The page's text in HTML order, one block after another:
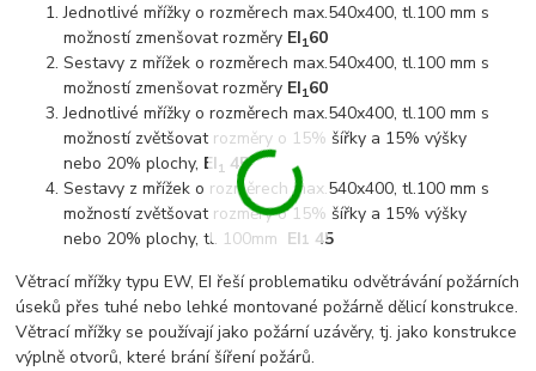
Jednotlivé mřížky o rozměrech max.540x400, tl.100 mm s
možností zmenšovat rozměry EI160
Sestavy z mřížek o rozměrech max.540x400, tl.100 mm s
možností zmenšovat rozměry EI160
Jednotlivé mřížky o rozměrech max.540x400, tl.100 mm s
možností zvětšovat rozměry o 15% šířky a 15% výšky
nebo 20% plochy, EI1 45
Sestavy z mřížek o rozměrech max.540x400, tl.100 mm s
možností zvětšovat rozměry o 15% šířky a 15% výšky
nebo 20% plochy, tl. 100mm EI1 45
Větrací mřížky typu EW, EI řeší problematiku odvětrávání požárních
úseků přes tuhé nebo lehké montované požárně dělicí konstrukce.
Větrací mřížky se používají jako požární uzávěry, tj. jako konstrukce
výplně otvorů, které brání šíření požárů.